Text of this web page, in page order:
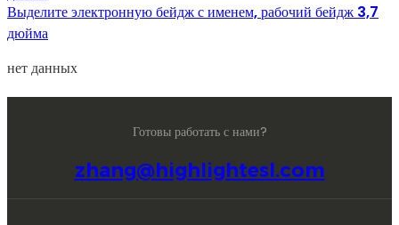
Выделите электронную бейдж с именем, рабочий бейдж 3,7
дюйма
нет данных
Готовы работать с нами?
zhang@highlightesl.com